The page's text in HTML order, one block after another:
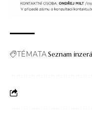
TÉMATASeznam